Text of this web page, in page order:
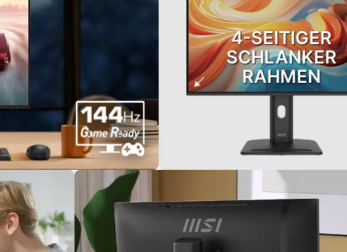
4-SEITIGER
SCHLANKER
RAHMEN